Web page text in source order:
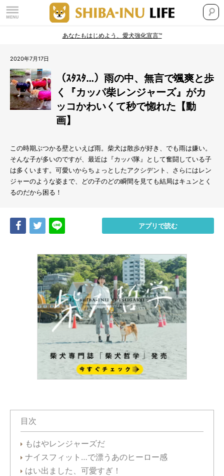
あなたもはじめよう、愛犬強化宣言™
2020年7月17日
（ｽﾀｽﾀ…）雨の中、無言で颯爽と歩
く『カッパ柴レンジャーズ』がカ
ッコかわいくて秒で惚れた【動
画】
この時期ぶつかる壁といえば雨。柴犬は散歩が好き、でも雨は嫌い。
そんな子が多いのですが、最近は『カッパ隊』として奮闘している子
は多くいます。可愛いからちょっとしたアクシデント、さらにはレン
ジャーのような姿まで、どの子のどの瞬間を見ても結局はキュンとく
るのだから困る！
Share Tweet アプリで読む
目次
もはやレンジャーズだ
ナイスフィット…で漂うあのヒーロー感
はい出ました、可愛すぎ！